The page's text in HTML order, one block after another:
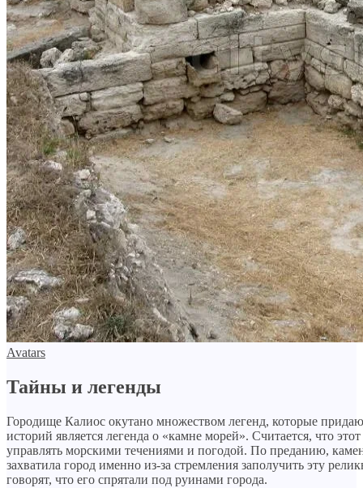
Avatars
Тайны и легенды
Городище Калиос окутано множеством легенд, которые
историй является легенда о «камне морей». Считается, что
управлять морскими течениями и погодой. По преданию,
захватила город именно из-за стремления заполучить эту
говорят, что его спрятали под руинами города.